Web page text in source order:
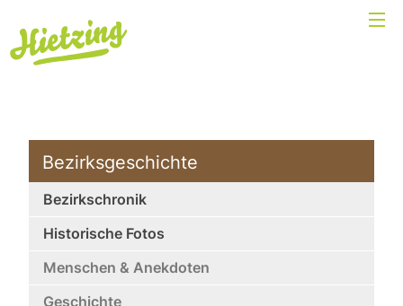
Bezirksgeschichte
Bezirkschronik
Historische Fotos
Menschen & Anekdoten
Geschichte